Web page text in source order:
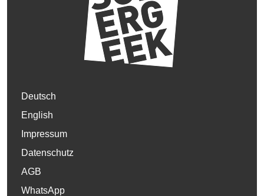
Deutsch
English
Impressum
Datenschutz
AGB
WhatsApp